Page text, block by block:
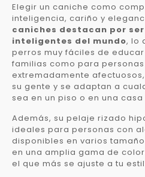
Elegir un caniche como
inteligencia, cariño y
caniches destacan por
inteligentes del mundo, lo
perros muy fáciles de
familias como para personas
extremadamente
su gente y se adaptan a
sea en un piso o en una
Además, su pelaje rizado
ideales para personas con
disponibles en varios
en una amplia gama de
el que más se ajuste a tu